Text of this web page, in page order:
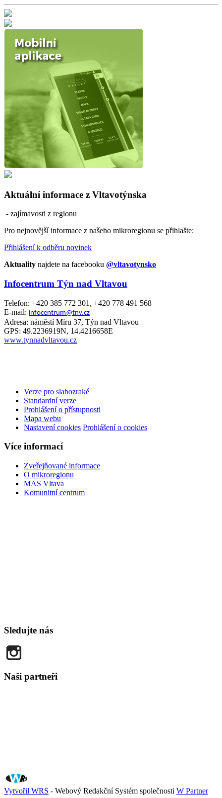
Aktuální informace z Vltavotýnska
- zajímavosti z regionu
Pro nejnovější informace z našeho mikroregionu se přihlašte:
Přihlášení k odběru novinek
Aktuality najdete na facebooku @vltavotynsko
Infocentrum Týn nad Vltavou
Telefon: +420 385 772 301, +420 778 491 568
E-mail: infocentrum@tnv.cz
Adresa: náměstí Míru 37, Týn nad Vltavou
GPS: 49.2236919N, 14.4216658E
www.tynnadvltavou.cz
Verze pro slabozraké
Standardní verze
Prohlášení o přístupnosti
Mapa webu
Nastavení cookies Prohlášení o cookies
Více informací
Zveřejňované informace
O mikroregionu
MAS Vltava
Komunitní centrum
Sledujte nás
Naši partneři
Vytvořil WRS - Webový Redakční Systém společnosti W Partner